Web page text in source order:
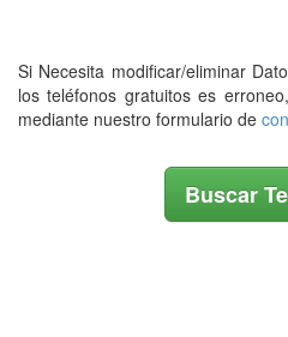
Si Necesita modificar/eliminar
los teléfonos gratuitos es
mediante nuestro formulario de
Buscar